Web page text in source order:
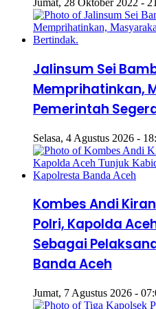
Jumat, 28 Oktober 2022 -
Jalinsum Sei
Memprihatinkan,
Pemerintah
Selasa, 4 Agustus 2026 -
Kombes Andi
Polri, Kapolda
Sebagai
Banda Aceh
Jumat, 7 Agustus 2026 -